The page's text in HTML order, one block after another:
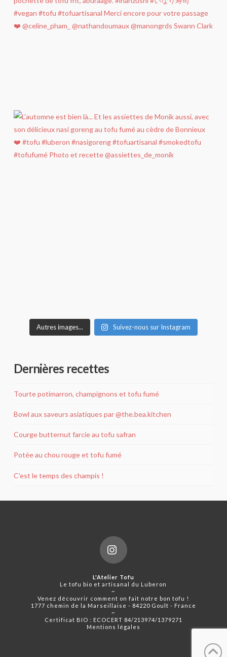
Autres images... Suivez-nous sur Instagram
Dernières recettes
Tourte potimarron, champignons et tofu fumé
Bowl aux saveurs asiatiques par @the.bea.kitchen
Courge butternut farcie au tofu safran
Potée au chou rouge et tofu fumé
C’est le temps des champis !
Instagram
L'Atelier Tofu
Le tofu bio et artisanal du Luberon
~
Venez découvrir comment on fait notre bon tofu !
1777 chemin de la Marseillaise - 84220 Goult - France
~
Certificat BIO : ECOCERT 84/213974/1379271
Mentions légales